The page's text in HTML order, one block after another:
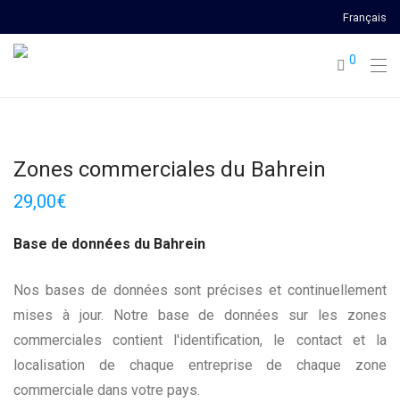
Français
0
Zones commerciales du Bahrein
29,00€
Base de données du Bahrein
Nos bases de données sont précises et continuellement
mises à jour. Notre base de données sur les zones
commerciales contient l'identification, le contact et la
localisation de chaque entreprise de chaque zone
commerciale dans votre pays.